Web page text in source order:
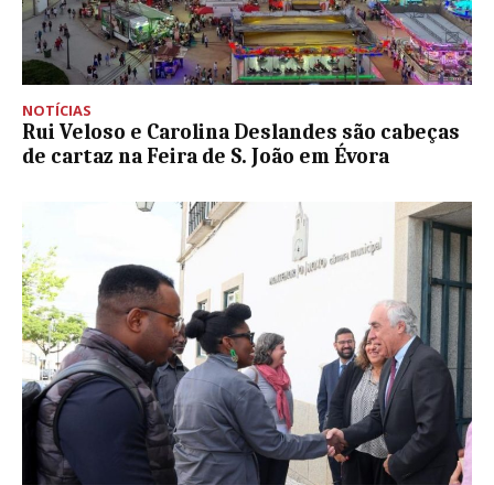
NOTÍCIAS
Rui Veloso e Carolina Deslandes são cabeças
de cartaz na Feira de S. João em Évora